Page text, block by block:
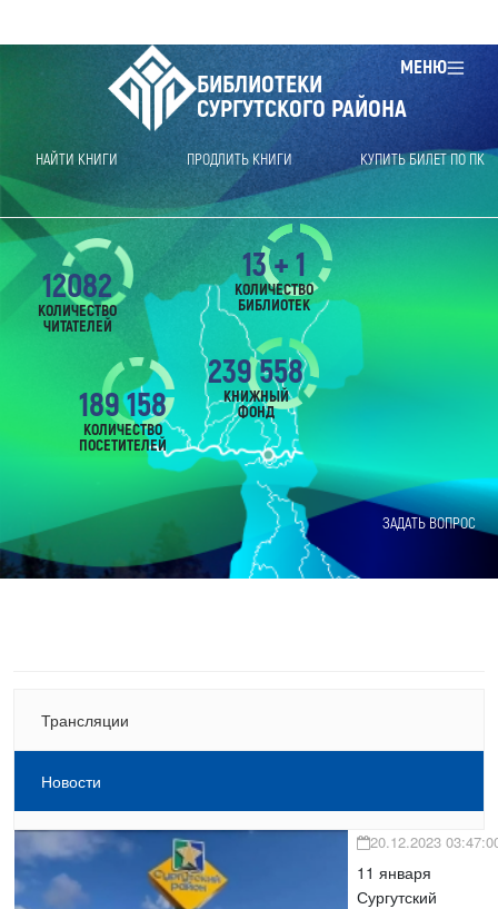
МЕНЮ
БИБЛИОТЕКИ
СУРГУТСКОГО РАЙОНА
НАЙТИ КНИГИ ПРОДЛИТЬ КНИГИ КУПИТЬ БИЛЕТ ПО ПК
ЗАДАТЬ ВОПРОС
12082
КОЛИЧЕСТВО
ЧИТАТЕЛЕЙ
189 158
КОЛИЧЕСТВО
ПОСЕТИТЕЛЕЙ
239 558
КНИЖНЫЙ
ФОНД
13 + 1
КОЛИЧЕСТВО
БИБЛИОТЕК
Трансляции
Новости
20.12.2023
11 января
Сургутский